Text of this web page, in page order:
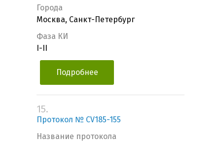
Города
Москва, Санкт-Петербург
Фаза КИ
I-II
Подробнее
15.
Протокол № CV185-155
Название протокола